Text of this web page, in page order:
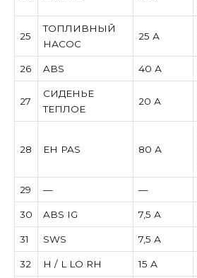
25
ТОПЛИВНЫЙ
НАСОС
25 А
26 ABS 40 А
27
СИДЕНЬЕ
ТЕПЛОЕ
20 А
28 EH PAS 80 А
29 — —
30 ABS IG 7,5 А
31 SWS 7,5 А
32 H / L LO RH 15 А